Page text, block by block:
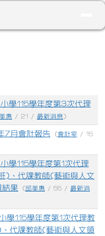
學
學115學年度第3次代理
惠 / 21 / 最新消息)
7月會計報告 (會計室 / 15
學115學年度第1次代理
)、代課教師(藝術與人文
果
(邱美惠 / 55 / 最新消
學115學年度第1次代理教
代課教師(藝術與人文領